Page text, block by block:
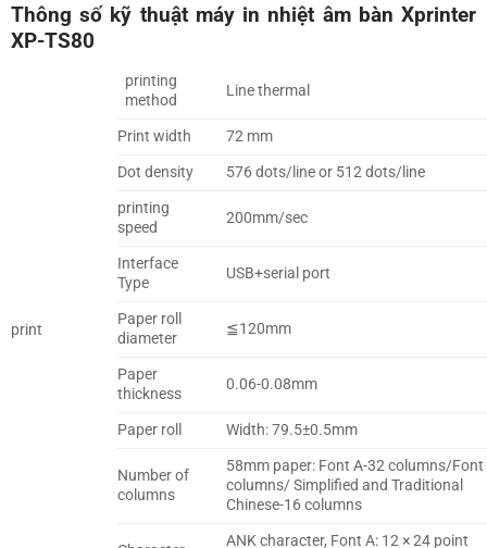
Thông số kỹ thuật máy in nhiệt âm bàn Xprinter
XP-TS80
print
printing
method
Line thermal
Print width
72 mm
Dot density
576 dots/line or 512 dots/line
printing
speed
200mm/sec
Interface
Type
USB+serial port
Paper roll
diameter
≦120mm
Paper
thickness
0.06-0.08mm
Paper roll Width: 79.5±0.5mm
Number of
columns
58mm paper: Font A-32 columns/Font
columns/ Simplified and Traditional
Chinese-16 columns
ANK character, Font A: 12 × 24 point